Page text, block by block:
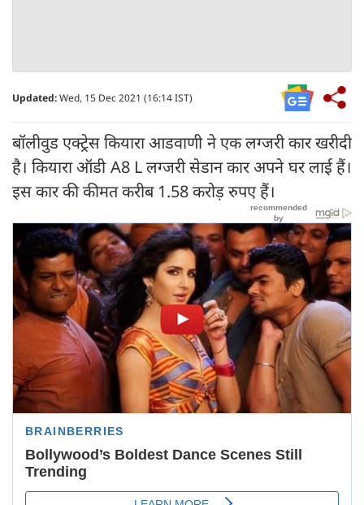
Updated:Wed, 15 Dec 2021 (16:14 IST)
बॉलीवुड एक्ट्रेस कियारा आडवाणी ने एक लग्जरी कार खरीदी
है। कियारा ऑडी A8 L लग्जरी सेडान कार अपने घर लाई हैं।
इस कार की कीमत करीब 1.58 करोड़ रुपए हैं।